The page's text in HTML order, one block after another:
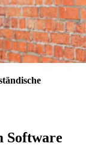
Software